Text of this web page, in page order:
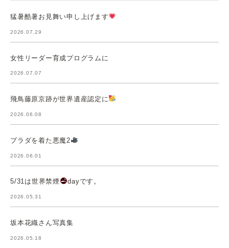
猛暑酷暑お見舞い申し上げます
2026.07.29
女性リーダー育成プログラムに
2026.07.07
飛鳥藤原京跡が世界遺産認定に
2026.06.08
プラダを着た悪魔2
2026.06.01
5/31は世界禁煙 dayです。
2026.05.31
坂本花織さん写真集
2026.05.18